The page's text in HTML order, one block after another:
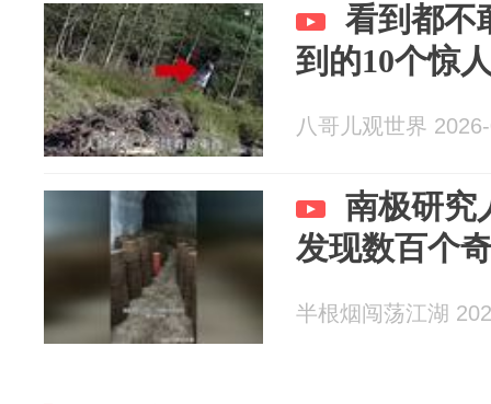
看到都不
到的10个惊
八哥儿观世界
南极研究
发现数百个
半根烟闯荡江湖